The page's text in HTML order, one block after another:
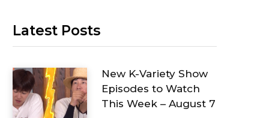
Latest Posts
New K-Variety Show
Episodes to Watch
This Week – August 7